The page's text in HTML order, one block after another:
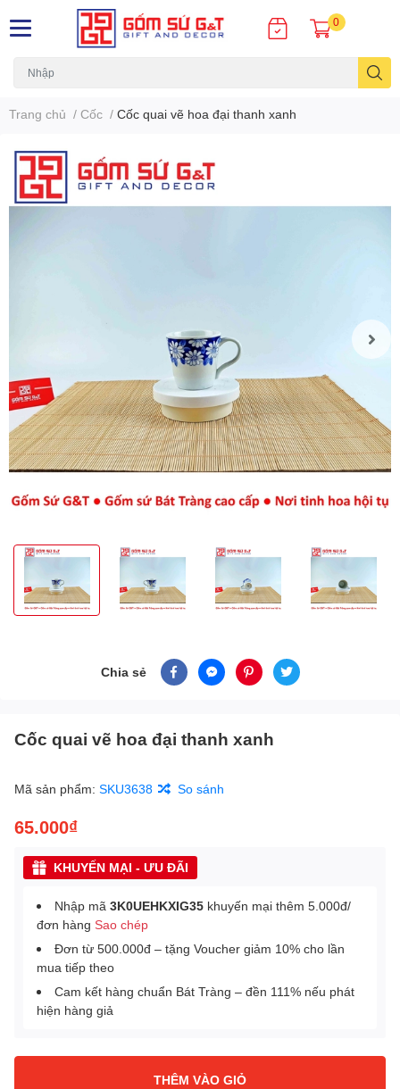
0
Trang chủ / Cốc / Cốc quai vẽ hoa đại thanh xanh
Chia sẻ
Cốc quai vẽ hoa đại thanh xanh
Mã sản phẩm: SKU3638 So sánh
65.000₫
KHUYẾN MẠI - ƯU ĐÃI
Nhập mã 3K0UEHKXIG35 khuyến mại thêm 5.000đ/
đơn hàng Sao chép
Đơn từ 500.000đ – tặng Voucher giảm 10% cho lần
mua tiếp theo
Cam kết hàng chuẩn Bát Tràng – đền 111% nếu phát
hiện hàng giả
THÊM VÀO GIỎ